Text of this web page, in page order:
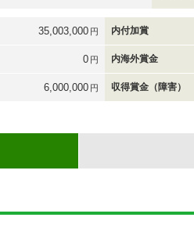
35,003,000 円 内付加賞
0 円 内海外賞金
6,000,000 円 収得賞金（障害）